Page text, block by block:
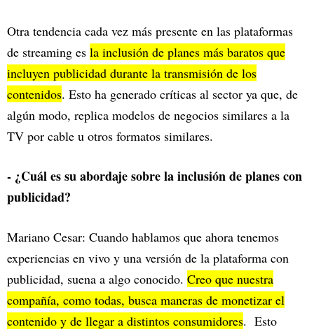
Otra tendencia cada vez más presente en las plataformas
de streaming es la inclusión de planes más baratos que
incluyen publicidad durante la transmisión de los
contenidos. Esto ha generado críticas al sector ya que, de
algún modo, replica modelos de negocios similares a la
TV por cable u otros formatos similares.
- ¿Cuál es su abordaje sobre la inclusión de planes con
publicidad?
Mariano Cesar: Cuando hablamos que ahora tenemos
experiencias en vivo y una versión de la plataforma con
publicidad, suena a algo conocido. Creo que nuestra
compañía, como todas, busca maneras de monetizar el
contenido y de llegar a distintos consumidores. Esto